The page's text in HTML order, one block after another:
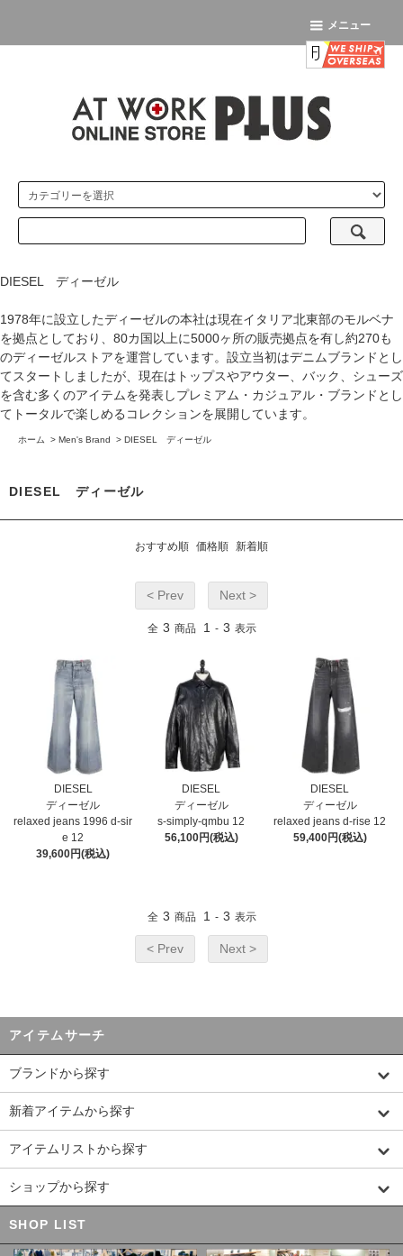
メニュー
DIESEL ディーゼル
1978年に設立したディーゼルの本社は現在イタリア北東部のモルベナ
を拠点としており、80カ国以上に5000ヶ所の販売拠点を有し約270も
のディーゼルストアを運営しています。設立当初はデニムブランドとし
てスタートしましたが、現在はトップスやアウター、バック、シューズ
を含む多くのアイテムを発表しプレミアム・カジュアル・ブランドとし
てトータルで楽しめるコレクションを展開しています。
ホーム > Men's Brand > DIESEL ディーゼル
DIESEL ディーゼル
おすすめ順 価格順 新着順
< Prev Next >
全 3 商品 1 - 3 表示
DIESEL
ディーゼル
relaxed jeans 1996 d-sir
e 12
39,600円(税込)
DIESEL
ディーゼル
s-simply-qmbu 12
56,100円(税込)
DIESEL
ディーゼル
relaxed jeans d-rise 12
59,400円(税込)
全 3 商品 1 - 3 表示
< Prev Next >
アイテムサーチ
ブランドから探す
新着アイテムから探す
アイテムリストから探す
ショップから探す
SHOP LIST